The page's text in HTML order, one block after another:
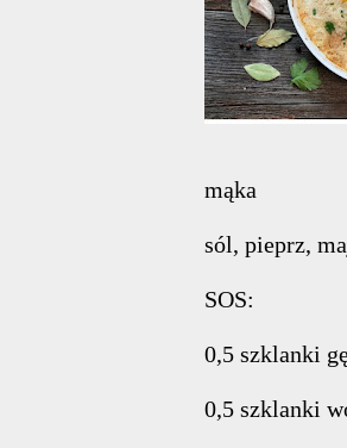
mąka
sól, pieprz,
SOS:
0,5 szklanki
0,5 szklanki